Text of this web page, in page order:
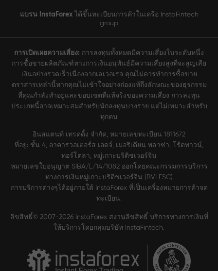
แบรน InstaForexได้ขึ้นทะเบียนการค้าในเครือ InstaFintech
group
การเปิดเผยความเสี่ยง: การลงทุนทั้งหมดมีความเสี่ยงในระดับหนึ่ง
การซื้อขายผลิตภัณฑ์ทางการเงินอนุพันธ์มีความเสี่ยงสูงที่จะสูญเสีย
เงินอย่างรวดเร็วเนื่องจากเลเวอเรจ คุณไม่ควรทำการซื้อขาย
ตราสารเหล่านี้หากคุณไม่เข้าใจอย่างถ่องแท้ถึงลักษณะของธุรกรรม
ที่คุณกำลังทำอยู่และขอบเขตที่แท้จริงของความเสี่ยง การลงทุน
ประเภทนี้อาจเหมาะสมสำหรับนักลงทุนบางราย แต่ไม่เหมาะสำหรับ
ทุกคน
อินสแตนท์ เทรดดิ้ง จำกัด, หมายเลขทะเบียน 1811672
ที่อยู่: ชั้น 4, อาคารวอเตอร์ส เอดจ์, เมอริเดียน พลาซ่า, โร้ดทาวน์,
ทอร์โตลา, หมู่เกาะบริติชเวอร์จิน
หมายเลขใบอนุญาต SIBA/L/14/1082 ออกโดยคณะกรรมการบริการ
ทางการเงินหมู่เกาะบริติชเวอร์จิน (BVI FSC)
การบริการต่างๆได้อยู่ภายใต้ InstaForex ที่เป็นเครื่องหมายการค้าจด
ทะเบียน.
ลิขสิทธิ์© 2007-2026 InstaForex สงวนลิขสิทธิ์ บริการทางการเงินที่
ให้บริการโดยกลุ่มบริษัท InstaFintech.